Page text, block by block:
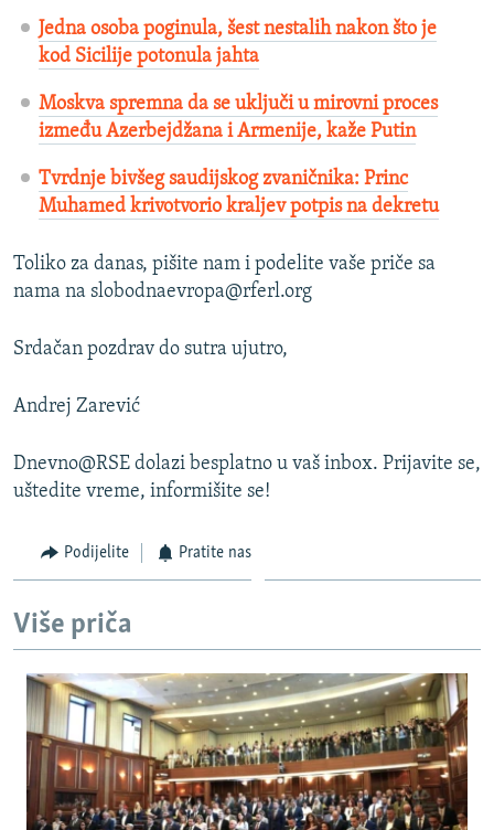
Jedna osoba poginula, šest nestalih nakon što je
kod Sicilije potonula jahta
Moskva spremna da se uključi u mirovni proces
između Azerbejdžana i Armenije, kaže Putin
Tvrdnje bivšeg saudijskog zvaničnika: Princ
Muhamed krivotvorio kraljev potpis na dekretu
Toliko za danas, pišite nam i podelite vaše priče sa
nama na slobodnaevropa@rferl.org
Srdačan pozdrav do sutra ujutro,
Andrej Zarević
Dnevno@RSE dolazi besplatno u vaš inbox. Prijavite se,
uštedite vreme, informišite se!
Podijelite Pratite nas
Više priča